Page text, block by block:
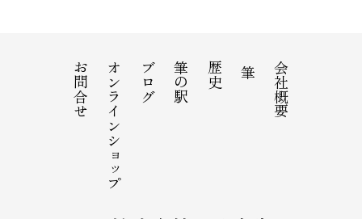
会社概要
筆
歴史
筆の駅
ブログ
オンラインショップ
お問合せ